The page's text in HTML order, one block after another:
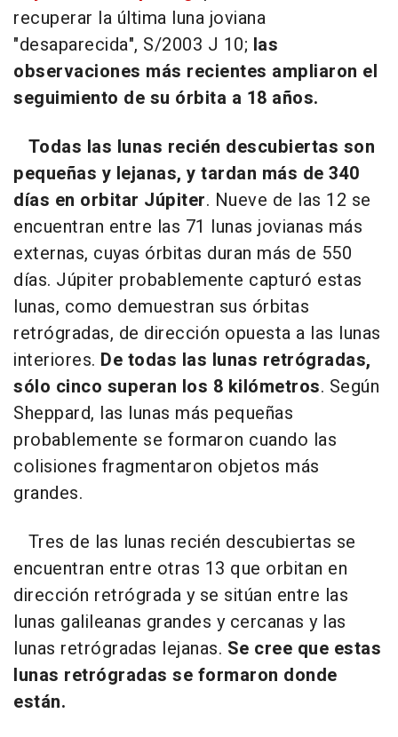
recuperar la última luna joviana
"desaparecida", S/2003 J 10; las
observaciones más recientes ampliaron el
seguimiento de su órbita a 18 años.
Todas las lunas recién descubiertas son
pequeñas y lejanas, y tardan más de 340
días en orbitar Júpiter. Nueve de las 12 se
encuentran entre las 71 lunas jovianas más
externas, cuyas órbitas duran más de 550
días. Júpiter probablemente capturó estas
lunas, como demuestran sus órbitas
retrógradas, de dirección opuesta a las lunas
interiores. De todas las lunas retrógradas,
sólo cinco superan los 8 kilómetros. Según
Sheppard, las lunas más pequeñas
probablemente se formaron cuando las
colisiones fragmentaron objetos más
grandes.
Tres de las lunas recién descubiertas se
encuentran entre otras 13 que orbitan en
dirección retrógrada y se sitúan entre las
lunas galileanas grandes y cercanas y las
lunas retrógradas lejanas. Se cree que estas
lunas retrógradas se formaron donde
están.